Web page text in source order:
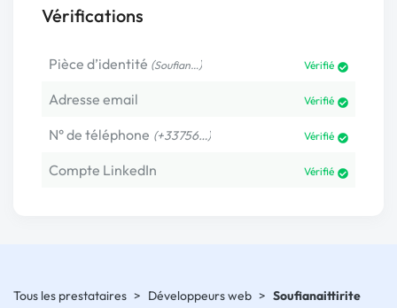
Vérifications
Pièce d’identité (Soufian…) Vérifié
Adresse email Vérifié
N° de téléphone (+33756…) Vérifié
Compte LinkedIn Vérifié
Tous les prestataires > Développeurs web > Soufianaittirite